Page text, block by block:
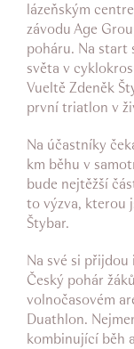
lázeňským
závodu Age
poháru. Na start
světa v
Vueltě Zdeněk
první triatlon v
Na účastníky
km běhu v
bude nejtěžší
to výzva, kterou
Štybar.
Na své si přijdou
Český pohár
volnočasovém
Duathlon.
kombinující běh